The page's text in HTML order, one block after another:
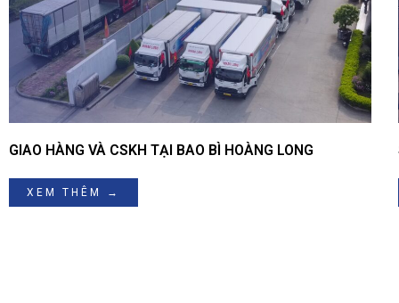
GIAO HÀNG VÀ CSKH TẠI BAO BÌ HOÀNG LONG
XEM THÊM →